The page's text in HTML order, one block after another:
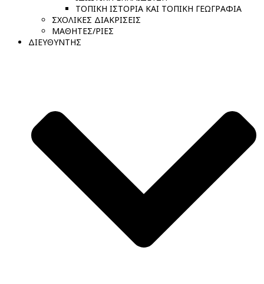
ΤΟΠΙΚΗ ΙΣΤΟΡΙΑ ΚΑΙ ΤΟΠΙΚΗ ΓΕΩΓΡΑΦΙΑ
ΣΧΟΛΙΚΕΣ ΔΙΑΚΡΙΣΕΙΣ
ΜΑΘΗΤΕΣ/ΡΙΕΣ
ΔΙΕΥΘΥΝΤΗΣ